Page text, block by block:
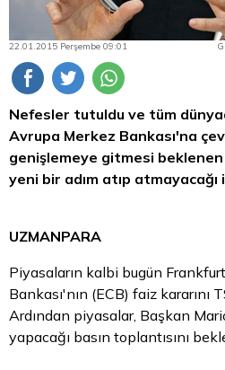
22.01.2015 Perşembe 09:01
Nefesler tutuldu ve tüm
Avrupa Merkez Bankası'na
genişlemeye gitmesi beklenen
yeni bir adım atıp
UZMANPARA
Piyasaların kalbi bugün
Bankası'nın (ECB) faiz kararını
Ardından piyasalar, Başkan
yapacağı basın toplantısını